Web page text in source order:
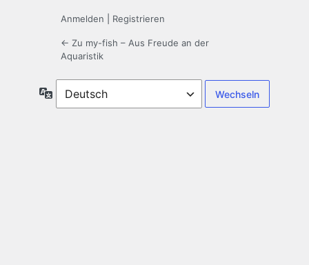
Anmelden Registrieren
← Zu my-fish – Aus Freude an der
Aquaristik
Sprache